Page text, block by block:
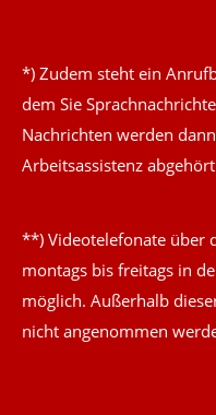
*) Zudem steht ein
dem Sie
Nachrichten werden
Arbeitsassistenz
**) Videotelefonate über
montags bis freitags in
möglich. Außerhalb
nicht angenommen